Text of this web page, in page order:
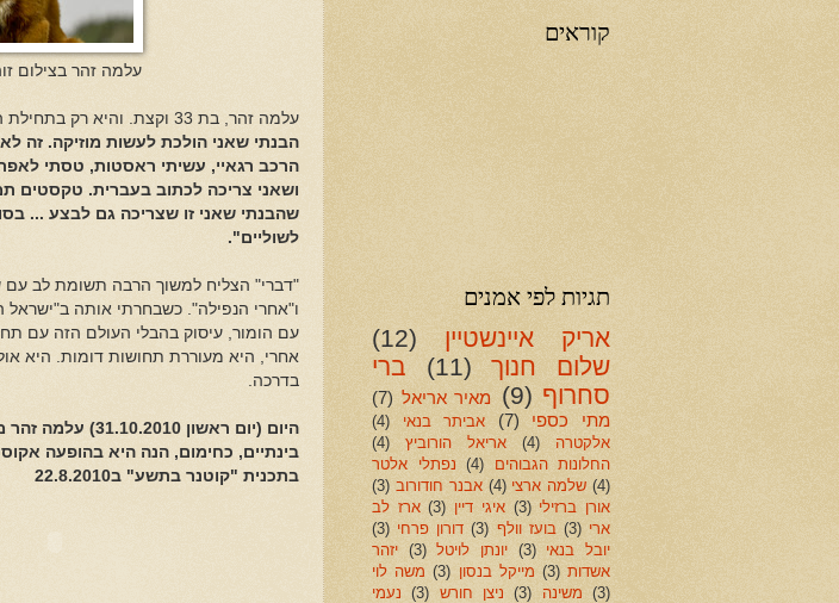
עלמה זהר בצילום
עלמה זהר, בת 33 וקצת. והיא רק בתחילת הדרך. באלבומה הראשון, "דברי", לפני שנתיים, היא הציגה את עצמה כך:
הבנתי שאני הולכת לעשות מוזיקה. זה
הרכב רגאיי, עשיתי ראסטות, טסתי
ושאני צריכה לכתוב בעברית. טקסטים
שהבנתי שאני זו שצריכה גם לבצע ...
לשוליים".
"דברי" הצליח למשוך הרבה תשומת לב עם
ו"אחרי הנפילה". כשבחרתי אותה
עם הומור, עיסוק בהבלי העולם הזה עם
אחרי, היא מעוררת תחושות דומות. היא
בדרכה.
היום (יום ראשון 31.10.2010) עלמה זהר מגיעה להופעה בגלי צה"ל בתכניתי "מוזיקה היום"
בינתיים, כחימום, הנה היא בהופעה
בתכנית "קוטנר בתשע" ב22.8.2010
קוראים
תגיות לפי אמנים
אריק איינשטיין
(12)
שלום חנוך
(11)
ברי
סחרוף (9) מאיר אריאל (7)
מתי כספי
(7) אביתר בנאי
(4)
אלקטרה
(4) אריאל הורוביץ
(4)
החלונות הגבוהים
(4) נפתלי אלטר
(4) שלמה ארצי (4) אבנר חודורוב (3)
אורן ברזילי (3) איגי דיין (3) ארז לב
ארי (3) בועז וולף (3) דורון פרחי (3)
יובל בנאי
(3) יונתן לויטל (3) יזהר
אשדות (3) מייקל בנסון (3) משה לוי
(3)
משינה (3) ניצן חורש (3)
נעמי